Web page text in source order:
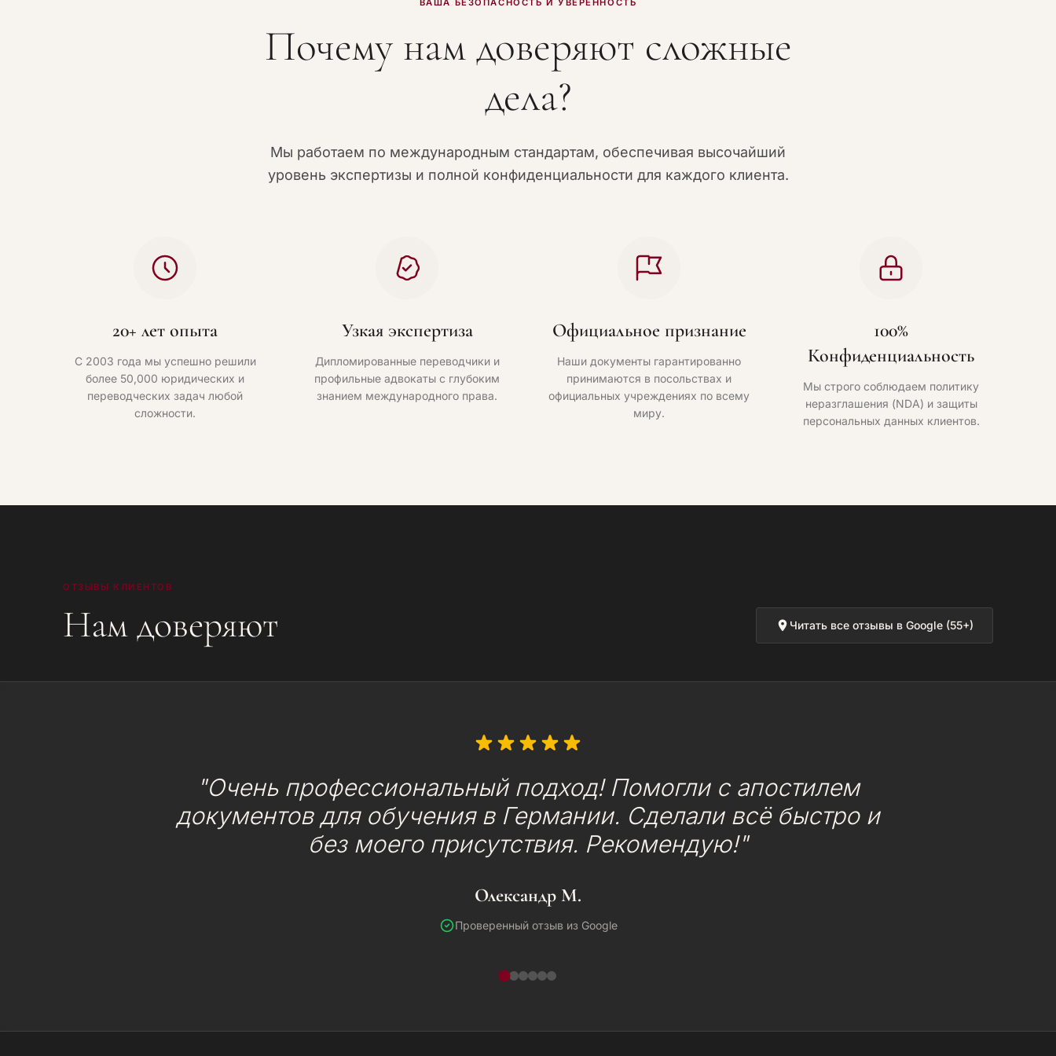
ВАША БЕЗОПАСНОСТЬ И УВЕРЕННОСТЬ
Почему нам доверяют сложные
дела?
Мы работаем по международным стандартам, обеспечивая высочайший
уровень экспертизы и полной конфиденциальности для каждого клиента.
20+ лет опыта
С 2003 года мы успешно решили
более 50,000 юридических и
переводческих задач любой
сложности.
Узкая экспертиза
Дипломированные переводчики и
профильные адвокаты с глубоким
знанием международного права.
Официальное признание
Наши документы гарантированно
принимаются в посольствах и
официальных учреждениях по всему
миру.
100%
Конфиденциальность
Мы строго соблюдаем политику
неразглашения (NDA) и защиты
персональных данных клиентов.
ОТЗЫВЫ КЛИЕНТОВ
Нам доверяют Читать все отзывы в Google (55+)
"Очень профессиональный подход! Помогли с апостилем
документов для обучения в Германии. Сделали всё быстро и
без моего присутствия. Рекомендую!"
Олександр М.
Проверенный отзыв из Google